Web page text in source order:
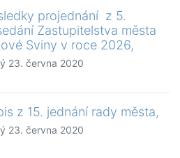
projednání z 5.
Zastupitelstva města
Sviny v roce 2026,
23. června 2020
z 15. jednání rady města,
23. června 2020